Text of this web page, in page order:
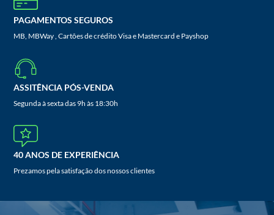
PAGAMENTOS SEGUROS
MB, MBWay , Cartões de crédito Visa e Mastercard e Payshop
ASSITÊNCIA PÓS-VENDA
Segunda à sexta das 9h às 18:30h
40 ANOS DE EXPERIÊNCIA
Prezamos pela satisfação dos nossos clientes